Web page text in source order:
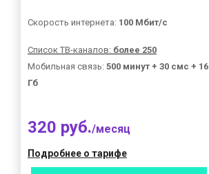
Скорость интернета: 100 Мбит/с
Список ТВ-каналов: более 250
Мобильная связь: 500 минут + 30 смс + 16
Гб
320 руб./месяц
Подробнее о тарифе